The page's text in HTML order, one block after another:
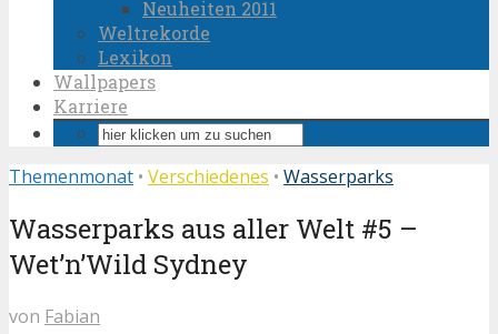
Neuheiten 2011
Weltrekorde
Lexikon
Wallpapers
Karriere
Themenmonat • Verschiedenes • Wasserparks
Wasserparks aus aller Welt #5 –
Wet’n’Wild Sydney
von Fabian